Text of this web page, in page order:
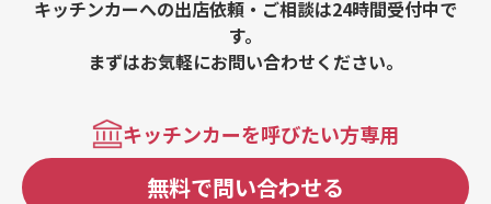
キッチンカーへの出店依頼・ご相談は24時間受付中で
す。
まずはお気軽にお問い合わせください。
キッチンカーを呼びたい方専用
無料で問い合わせる